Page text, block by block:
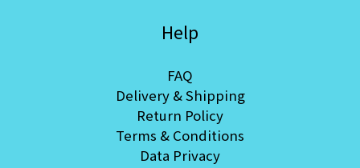
Help
FAQ
Delivery & Shipping
Return Policy
Terms & Conditions
Data Privacy